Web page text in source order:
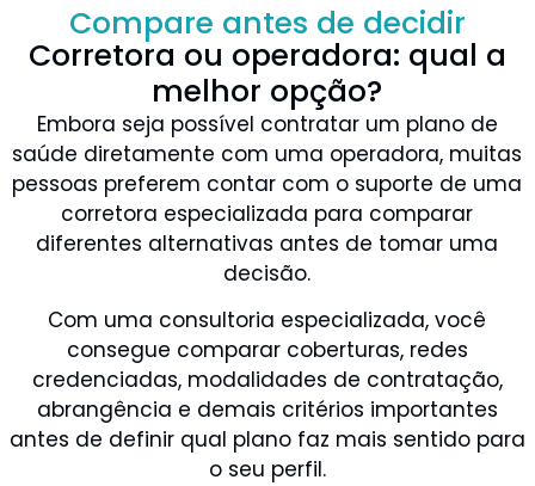
Compare antes de decidir
Corretora ou operadora: qual a
melhor opção?
Embora seja possível contratar um plano de
saúde diretamente com uma operadora, muitas
pessoas preferem contar com o suporte de uma
corretora especializada para comparar
diferentes alternativas antes de tomar uma
decisão.
Com uma consultoria especializada, você
consegue comparar coberturas, redes
credenciadas, modalidades de contratação,
abrangência e demais critérios importantes
antes de definir qual plano faz mais sentido para
o seu perfil.